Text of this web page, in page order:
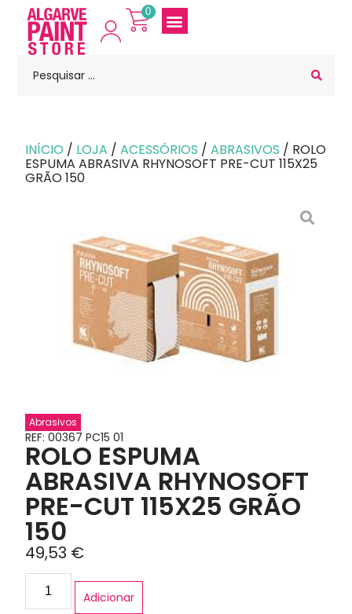
0
INÍCIO / LOJA /ACESSÓRIOS /ABRASIVOS / ROLO
ESPUMA ABRASIVA RHYNOSOFT PRE-CUT 115X25
GRÃO 150
Abrasivos
REF: 00367 PC15 01
ROLO ESPUMA
ABRASIVA RHYNOSOFT
PRE-CUT 115X25 GRÃO
150
49,53 €
Adicionar